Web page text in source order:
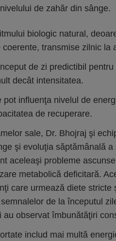
de zahăr din sânge.
biologic natural,
coerente, transmise zilnic la
de zi predictibil
decât intensitatea.
pot influenţa nivelul de
de recuperare.
sale, Dr. Bhojraj şi
şi evoluţia săptămânală
aceleaşi probleme
metabolică deficitară.
care urmează diete
de la începutul
au observat îmbunătăţiri
includ mai multă